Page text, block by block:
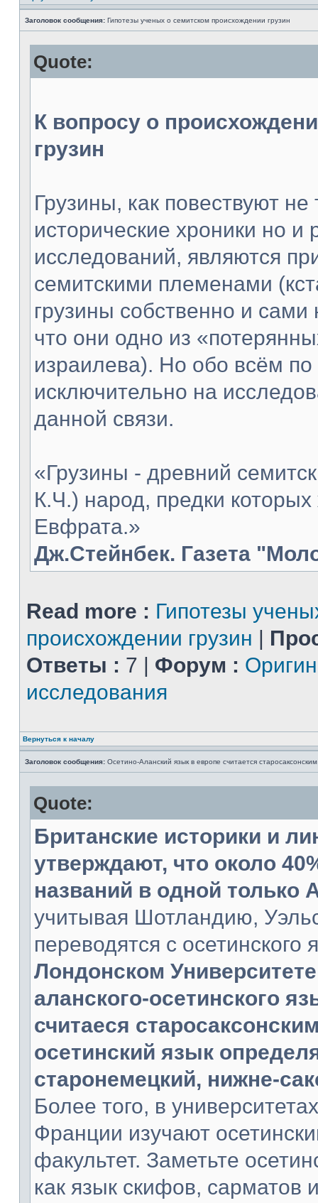
Заголовок сообщения: Гипотезы ученых о семитском происхождении грузин
Quote:
К вопросу о
грузин
Грузины, как повествуют не
исторические хроники но и
исследований, являются
семитскими племенами
грузины собственно и сами
что они одно из
израилева). Но обо всём по
исключительно на
данной связи.
«Грузины - древний
К.Ч.) народ, предки
Евфрата.»
Дж.Стейнбек. Газета
Read more : Гипотезы
происхождении грузин |
Ответы : 7 | Форум :
исследования
Вернуться к началу
Заголовок сообщения: Осетино-Аланский язык в европе считается старосаксонским
Quote:
Британские историки и
утверждают, что около
названий в одной только
учитывая Шотландию,
переводятся с осетинского
Лондонском
аланского-осетинского
считаеся
осетинский язык
старонемецкий, нижне-
Более того, в
Франции изучают
факультет. Заметьте
как язык скифов, сарматов